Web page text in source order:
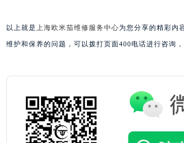
以上就是 上海欧米茄维修服务中心为您分享的精彩内
维护和保养的问题，可以拨打页面400电话进行咨询